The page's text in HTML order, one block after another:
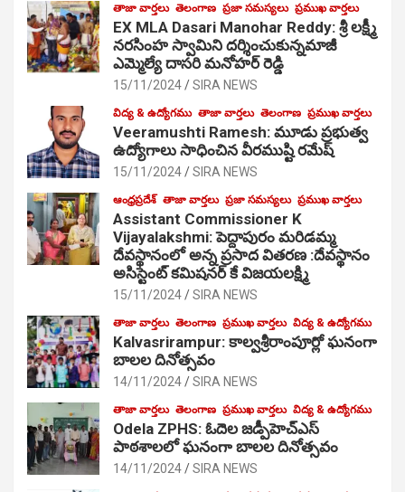
తాజా వార్తలు తెలంగాణ ప్రజా సమస్యలు ప్రముఖ వార్తలు
EX MLA Dasari Manohar Reddy: శ్రీ లక్ష్మీ
నరసింహ స్వామిని దర్శించుకున్నమాజీ
ఎమ్మెల్యే దాసరి మనోహర్ రెడ్డి
15/11/2024 SIRA NEWS
విద్య & ఉద్యోగము తాజా వార్తలు తెలంగాణ ప్రముఖ వార్తలు
Veeramushti Ramesh: మూడు ప్రభుత్వ
ఉద్యోగాలు సాధించిన వీరముష్టి రమేష్
15/11/2024 SIRA NEWS
ఆంధ్రప్రదేశ్ తాజా వార్తలు ప్రజా సమస్యలు ప్రముఖ వార్తలు
Assistant Commissioner K
Vijayalakshmi: పెద్దాపురం మరిడమ్మ
దేవస్థానంలో అన్న ప్రసాద వితరణ :దేవస్థానం
అసిస్టెంట్ కమిషనర్ కే విజయలక్ష్మి
15/11/2024 SIRA NEWS
తాజా వార్తలు తెలంగాణ ప్రముఖ వార్తలు విద్య & ఉద్యోగము
Kalvasrirampur: కాల్వశ్రీరాంపూర్లో ఘనంగా
బాలల దినోత్సవం
14/11/2024 SIRA NEWS
తాజా వార్తలు తెలంగాణ ప్రముఖ వార్తలు విద్య & ఉద్యోగము
Odela ZPHS: ఓదెల జ‌డ్పీహెచ్ఎస్
పాఠ‌శాల‌లో ఘనంగా బాలల దినోత్సవం
14/11/2024 SIRA NEWS